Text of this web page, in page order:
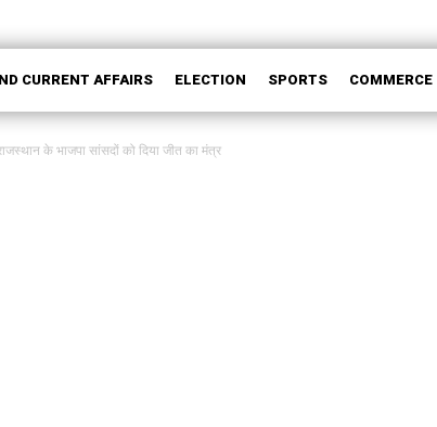
CURRENT AFFAIRS ELECTION SPORTS COMMERCE
के भाजपा सांसदों को दिया जीत का मंत्र